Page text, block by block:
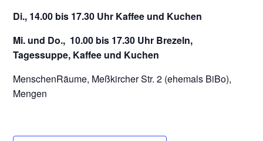
Di., 14.00 bis 17.30 Uhr Kaffee und Kuchen
Mi. und Do., 10.00 bis 17.30 Uhr Brezeln,
Tagessuppe, Kaffee und Kuchen
MenschenRäume, Meßkircher Str. 2 (ehemals BiBo),
Mengen